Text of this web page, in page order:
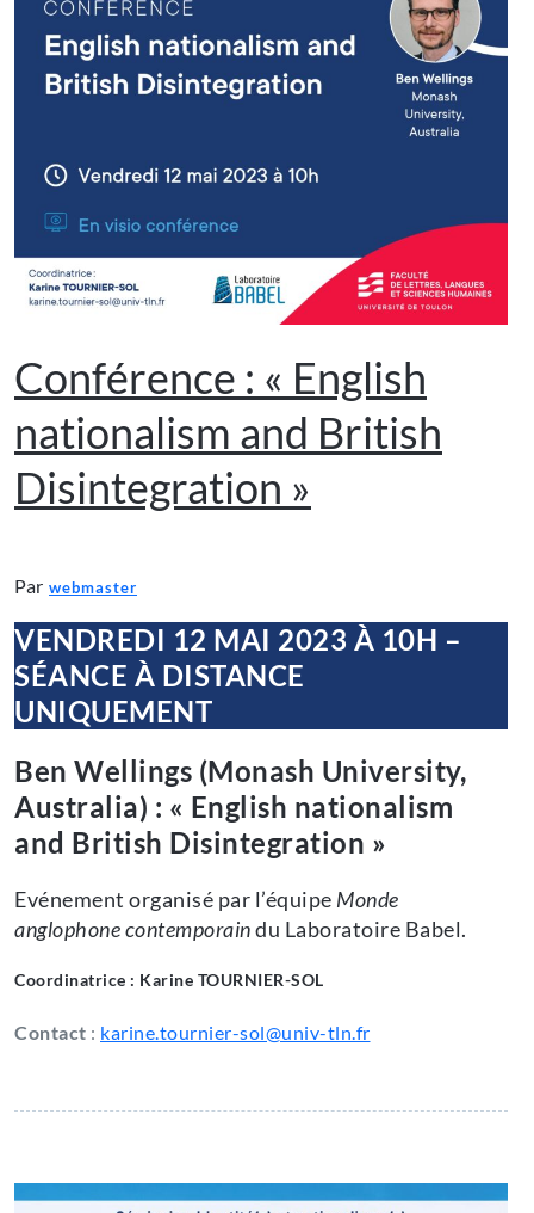
Conférence : « English
nationalism and British
Disintegration »
Par webmaster
VENDREDI 12 MAI 2023 À 10H –
SÉANCE À DISTANCE
UNIQUEMENT
Ben Wellings (Monash University,
Australia) : « English nationalism
and British Disintegration »
Evénement organisé par l’équipe Monde
anglophone contemporaindu Laboratoire Babel.
Coordinatrice : Karine TOURNIER-SOL
Contact : karine.tournier-sol@univ-tln.fr